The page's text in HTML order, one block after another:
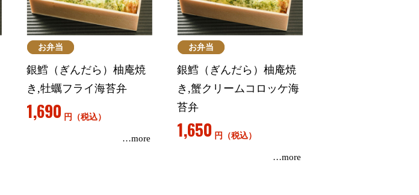
お弁当
銀鱈（ぎんだら）柚庵焼
き,牡蠣フライ海苔弁
1,690 円（税込）
…more
お弁当
銀鱈（ぎんだら）柚庵焼
き,蟹クリームコロッケ海
苔弁
1,650 円（税込）
…more